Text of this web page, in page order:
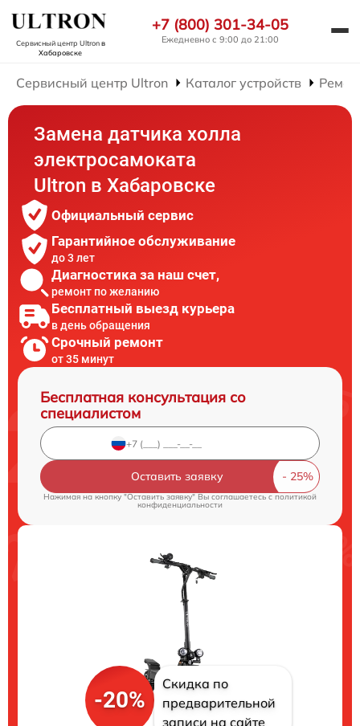
Сервисный центр Ultronв
Хабаровске
+7 (800) 301-34-05
Ежедневно с 9:00 до 21:00
Сервисный центр Ultron Каталог устройств
Замена датчика холла
электросамоката
Ultron в Хабаровске
Официальный сервис
Гарантийное обслуживание
до 3 лет
Диагностика за наш счет,
ремонт по желанию
Бесплатный выезд курьера
в день обращения
Срочный ремонт
от 35 минут
Бесплатная консультация со
специалистом
Оставить заявку
Нажимая на кнопку "Оставить заявку" Вы соглашаетесь c политикой
конфиденциальности
-20%
Скидка по
предварительной
записи на сайте